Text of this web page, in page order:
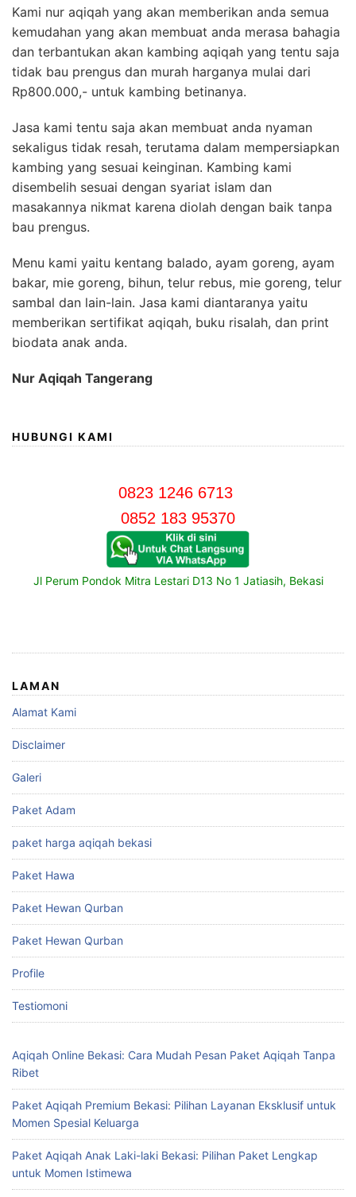
Kami nur aqiqah yang akan memberikan anda semua
kemudahan yang akan membuat anda merasa bahagia
dan terbantukan akan kambing aqiqah yang tentu saja
tidak bau prengus dan murah harganya mulai dari
Rp800.000,- untuk kambing betinanya.
Jasa kami tentu saja akan membuat anda nyaman
sekaligus tidak resah, terutama dalam mempersiapkan
kambing yang sesuai keinginan. Kambing kami
disembelih sesuai dengan syariat islam dan
masakannya nikmat karena diolah dengan baik tanpa
bau prengus.
Menu kami yaitu kentang balado, ayam goreng, ayam
bakar, mie goreng, bihun, telur rebus, mie goreng, telur
sambal dan lain-lain. Jasa kami diantaranya yaitu
memberikan sertifikat aqiqah, buku risalah, dan print
biodata anak anda.
Nur Aqiqah Tangerang
HUBUNGI KAMI
0823 1246 6713
0852 183 95370
Jl Perum Pondok Mitra Lestari D13 No 1 Jatiasih, Bekasi
LAMAN
Alamat Kami
Disclaimer
Galeri
Paket Adam
paket harga aqiqah bekasi
Paket Hawa
Paket Hewan Qurban
Paket Hewan Qurban
Profile
Testiomoni
Aqiqah Online Bekasi: Cara Mudah Pesan Paket Aqiqah Tanpa
Ribet
Paket Aqiqah Premium Bekasi: Pilihan Layanan Eksklusif untuk
Momen Spesial Keluarga
Paket Aqiqah Anak Laki-laki Bekasi: Pilihan Paket Lengkap
untuk Momen Istimewa